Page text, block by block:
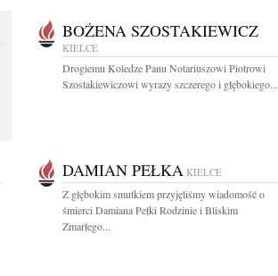
BOŻENA SZOSTAKIEWICZ
KIELCE
Drogiemu Koledze Panu Notariuszowi Piotrowi
Szostakiewiczowi wyrazy szczerego i głębokiego...
DAMIAN PEŁKA KIELCE
Z głębokim smutkiem przyjęliśmy wiadomość o
śmierci Damiana Pełki Rodzinie i Bliskim
Zmarłego...